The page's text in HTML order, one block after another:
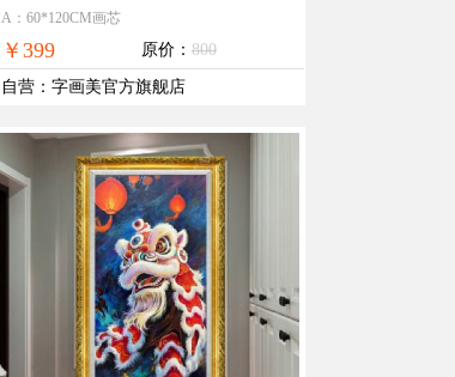
A：60*120CM画芯
￥399 原价： 800
自营 ： 字画美官方旗舰店